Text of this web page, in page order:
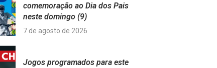
comemoração ao Dia dos Pais
neste domingo (9)
7 de agosto de 2026
Jogos programados para este